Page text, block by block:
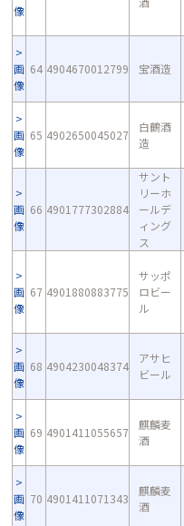
像
画
像
64 4904670012799 宝酒造
画
像
65 4902650045027
白鶴酒
造
画
像
66 4901777302884
サント
リーホ
ールデ
ィング
ス
画
像
67 4901880883775
サッポ
ロビー
ル
画
像
68 4904230048374
アサヒ
ビール
画
像
69 4901411055657
麒麟麦
酒
画
像
70 4901411071343
麒麟麦
酒